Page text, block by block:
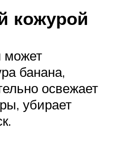
кожурой
может
банана,
освежает
убирает